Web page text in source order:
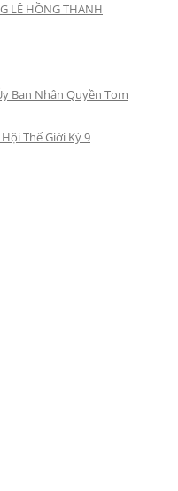
LÊ HỒNG THANH
Ban Nhân Quyền Tom
Thế Giới Kỳ 9